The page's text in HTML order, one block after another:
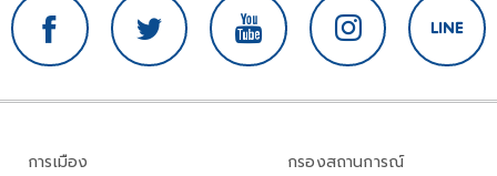
การเมือง
กรองสถานการณ์